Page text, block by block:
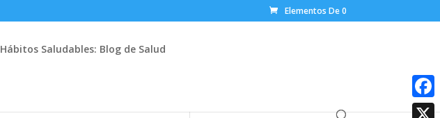
Elementos De 0
Hábitos Saludables: Blog de Salud